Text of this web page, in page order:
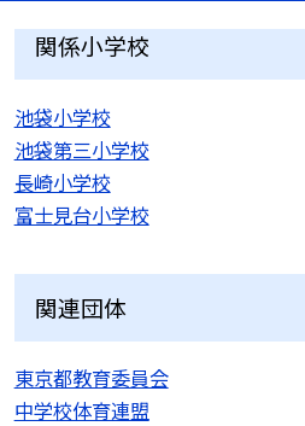
関係小学校
池袋小学校
池袋第三小学校
長崎小学校
富士見台小学校
関連団体
東京都教育委員会
中学校体育連盟